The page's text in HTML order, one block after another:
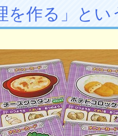
を作る」と